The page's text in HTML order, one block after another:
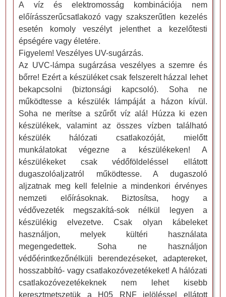
A víz és elektromosság kombinációja nem
előírásszerűcsatlakozó vagy szakszerűtlen kezelés
esetén komoly veszélyt jelenthet a kezelőtesti
épségére vagy életére.
Figyelem! Veszélyes UV-sugárzás.
Az UVC-lámpa sugárzása veszélyes a szemre és
bőrre! Ezért a készüléket csak felszerelt házzal lehet
bekapcsolni (biztonsági kapcsoló). Soha ne
működtesse a készülék lámpáját a házon kívül.
Soha ne merítse a szűrőt víz alá! Húzza ki ezen
készülékek, valamint az összes vízben található
készülék hálózati csatlakozóját, mielőtt
munkálatokat végezne a készülékeken! A
készülékeket csak védőföldeléssel ellátott
dugaszolóaljzatról működtesse. A dugaszoló
aljzatnak meg kell felelnie a mindenkori érvényes
nemzeti előírásoknak. Biztosítsa, hogy a
védővezeték megszakítá-sok nélkül legyen a
készülékig elvezetve. Csak olyan kábeleket
használjon, melyek kültéri használata
megengedettek. Soha ne használjon
védőérintkezőnélküli berendezéseket, adaptereket,
hosszabbító- vagy csatlakozóvezetékeket! A hálózati
csatlakozóvezetékeknek nem lehet kisebb
keresztmetszetük a H05 RNF jelöléssel ellátott